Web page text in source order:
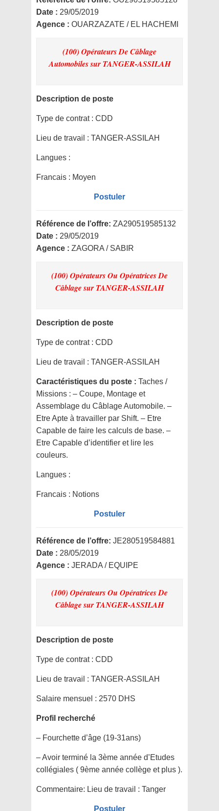
Date : 29/05/2019
Agence : OUARZAZATE / EL HACHEMI
(100) Opérateurs De Câblage
Automobilessur TANGER-ASSILAH
Description de poste
Type de contrat : CDD
Lieu de travail : TANGER-ASSILAH
Langues :
Francais : Moyen
Postuler
Référence de l’offre: ZA290519585132
Date : 29/05/2019
Agence : ZAGORA / SABIR
(100) Opérateurs Ou Opératrices De
Câblagesur TANGER-ASSILAH
Description de poste
Type de contrat : CDD
Lieu de travail : TANGER-ASSILAH
Caractéristiques du poste : Taches /
Missions : – Coupe, Montage et
Assemblage du Câblage Automobile. –
Etre Apte à travailler par Shift. – Etre
Capable de faire les calculs de base. –
Etre Capable d’identifier et lire les
couleurs.
Langues :
Francais : Notions
Postuler
Référence de l’offre: JE280519584881
Date : 28/05/2019
Agence : JERADA / EQUIPE
(100) Opérateurs Ou Opératrices De
Câblagesur TANGER-ASSILAH
Description de poste
Type de contrat : CDD
Lieu de travail : TANGER-ASSILAH
Salaire mensuel : 2570 DHS
Profil recherché
– Fourchette d’âge (19-31ans)
– Avoir terminé la 3ème année d’Etudes
collégiales ( 9ème année collège et plus ).
Commentaire: Lieu de travail : Tanger
Postuler